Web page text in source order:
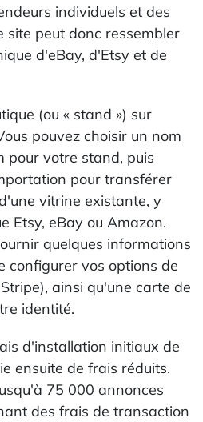
individuels et des
site peut donc ressembler
d'eBay, d'Etsy et de
(ou « stand ») sur
pouvez choisir un nom
pour votre stand, puis
pour transférer
vitrine existante, y
Etsy, eBay ou Amazon.
quelques informations
configurer vos options de
ainsi qu'une carte de
identité.
d'installation initiaux de
ensuite de frais réduits.
75 000 annonces
des frais de transaction